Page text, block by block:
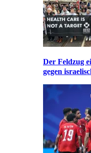
Der Feldzug
gegen